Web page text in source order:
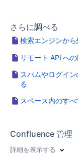
さらに調べる
検索エンジンか
リモート API へ
スパムやログイ
る
スペース内のす
Confluence 管理
詳細を表示する